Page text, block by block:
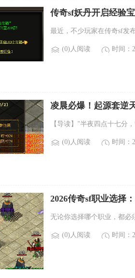
传奇sf妖丹开启经验
最近，不少玩家在传奇sf发
(0)人阅读 时间：
凌晨必爆！起源套逆
【导读】"半夜四点十七分
(0)人阅读 时间：
2026传奇sf职业选择
无论你选择哪个职业，都必
(0)人阅读 时间：